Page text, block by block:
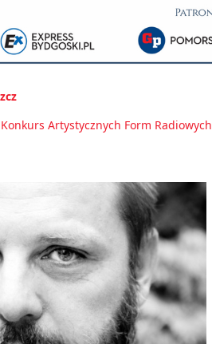
Konkurs Artystycznych Form Radiowych